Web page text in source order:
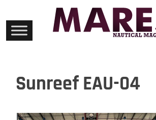
content
Sunreef EAU-04